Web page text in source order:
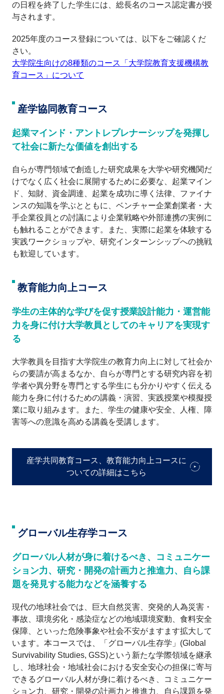
の日程を終了した学生には、総長名のコース認定書が授
与されます。
2025年度のコース登録については、以下をご確認くだ
さい。
大学院生向けの8種類のコース「大学院教育支援機構教
育コース」について
産学協同教育コース
起業マインド・アントレプレナーシップを発揮し
て社会に新たな価値を創出する
自らが専門領域で創造した研究成果を大学や研究機関だ
けでなく広く社会に展開するために必要な、起業マイン
ド、知財、資金調達、起業を成功に導く法律、ファイナ
ンスの知識を学ぶとともに、ベンチャー企業創業者・大
手企業役員との討議により企業戦略や外部連携の実例に
も触れることができます。また、実際に起業を体験する
実践ワークショップや、研究インターンシップへの挑戦
も歓迎しています。
教育能力向上コース
学生の主体的な学びを促す授業設計能力・運営能
力を身に付け大学教員としてのキャリアを実現す
る
大学教員を目指す大学院生の教育力向上に対して社会か
らの要請が高まるなか、自らが専門とする研究内容を初
学者や異分野を専門とする学生にも分かりやすく伝える
能力を身に付けるための講義・演習、実践授業や模擬授
業に取り組みます。また、学生の健康や安全、人権、障
害等への意識を高める講義を受講します。
産学共同教育コース、教育能力向上コースに
ついての詳細はこちら
グローバル生存学コース
グローバル人材が身に着けるべき、コミュニケー
ション力、研究・開発の計画力と推進力、自ら課
題を発見する能力などを涵養する
現代の地球社会では、巨大自然災害、突発的人為災害・
事故、環境劣化・感染症などの地域環境変動、食料安全
保障、といった危険事象や社会不安がますます拡大して
います。本コースでは、「グローバル生存学」(Global
Survivability Studies, GSS)という新たな学際領域を継承
し、地球社会・地域社会における安全安心の担保に寄与
できるグローバル人材が身に着けるべき、コミュニケー
ション力、研究・開発の計画力と推進力、自ら課題を発